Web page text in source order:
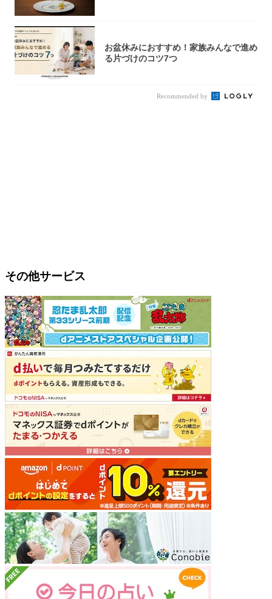
お盆休みにおすすめ！家族みんなで進め
る片づけのコツ7つ
Recommended by
その他サービス